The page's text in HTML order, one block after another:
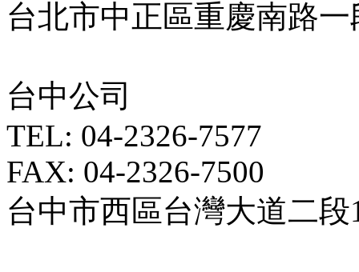
台北市中正區重慶南路一
台中公司
TEL: 04-2326-7577
FAX: 04-2326-7500
台中市西區台灣大道二段